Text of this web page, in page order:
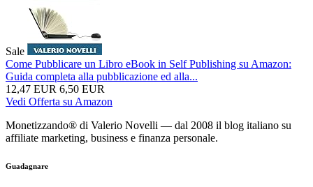
Sale
Come Pubblicare un Libro eBook in Self Publishing su Amazon:
Guida completa alla pubblicazione ed alla...
12,47 EUR 6,50 EUR
Vedi Offerta su Amazon
Monetizzando® di Valerio Novelli — dal 2008 il blog italiano su
affiliate marketing, business e finanza personale.
Guadagnare